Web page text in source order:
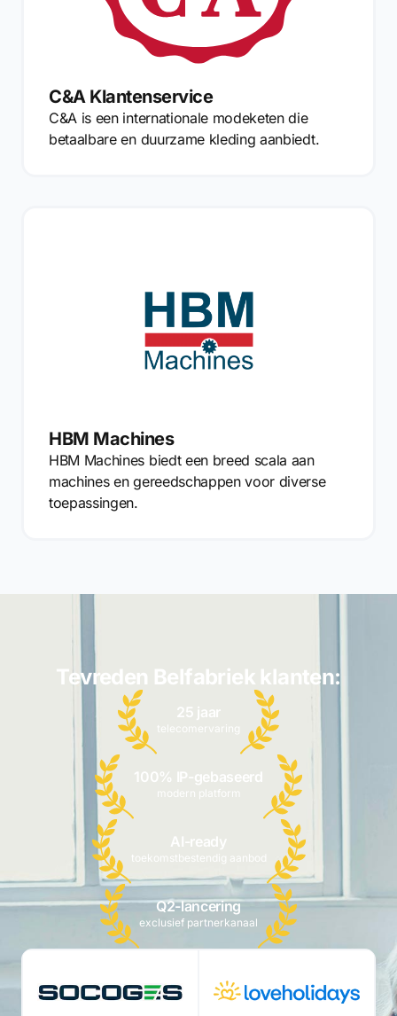
C&A Klantenservice
C&A is een internationale modeketen die
betaalbare en duurzame kleding aanbiedt.
HBM Machines
HBM Machines biedt een breed scala aan
machines en gereedschappen voor diverse
toepassingen.
Tevreden Belfabriek klanten:
25 jaar
telecomervaring
100% IP-gebaseerd
modern platform
AI-ready
toekomstbestendig aanbod
Q2-lancering
exclusief partnerkanaal